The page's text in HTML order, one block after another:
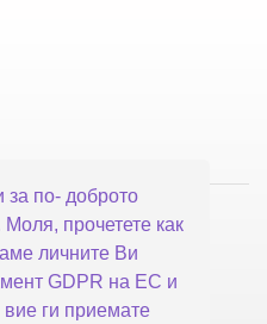
за по- доброто
прочетете как
личните Ви
GDPR на ЕС и
ги приемате